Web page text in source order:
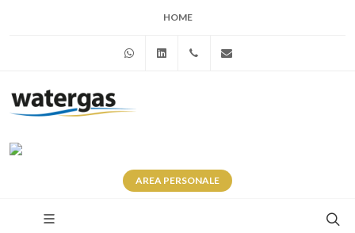
HOME
WhatsAppLinkedin+39 345 281 0246
AREA PERSONALE